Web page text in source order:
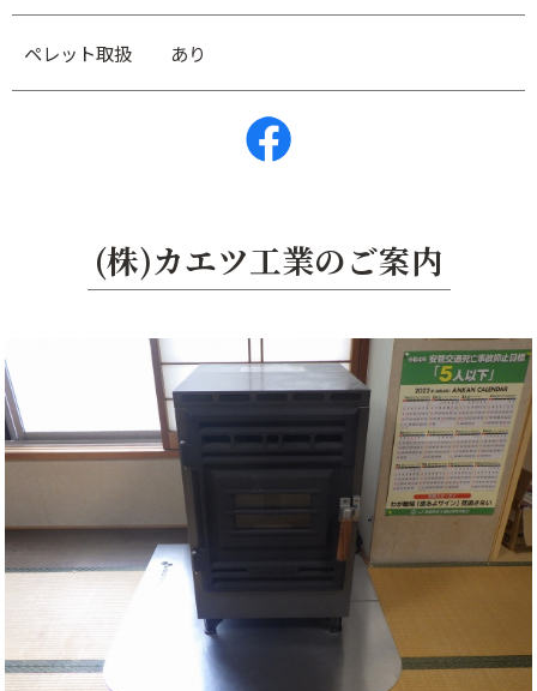
ペレット取扱 あり
(株)カエツ工業のご案内